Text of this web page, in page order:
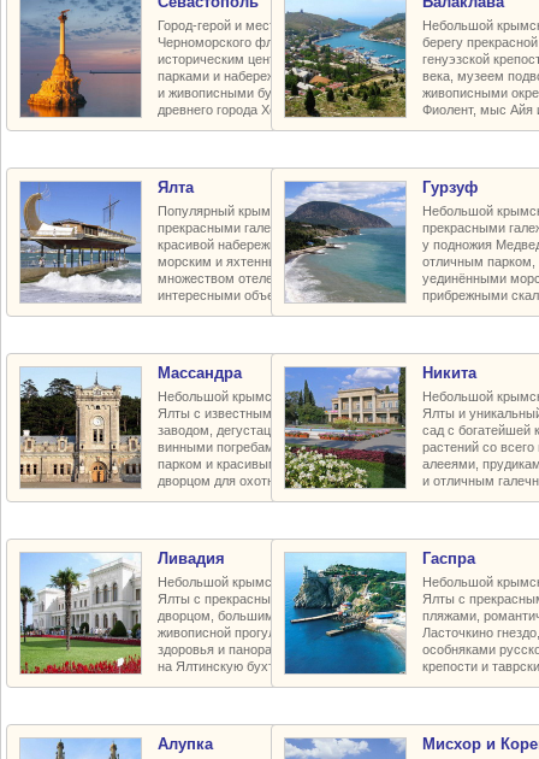
Город-герой и место базирования
Черноморского флота с красивым
историческим центром, улицами,
парками и набережными, пляжами
и живописными бухтами, руинами
древнего города Херсонес
Небольшой
берегу
генуэзской
века, музеем
живописными
Фиолент, мыс Айя
Ялта
Популярный крымский курорт с
прекрасными галечными пляжами,
красивой набережной и парками,
морским и яхтенным портом,
множеством отелей и пансионатов,
интересными объектами в округе
Гурзуф
Небольшой
прекрасными
у подножия
отличным парком,
уединёнными
прибрежными
Массандра
Небольшой крымский курорт близ
Ялты с известным винодельческим
заводом, дегустационным залом и
винными погребами, прекрасным
парком и красивым царским летним
дворцом для охотничьих забав
Никита
Небольшой
Ялты и
сад с богатейшей
растений со
алееями,
и отличным
Ливадия
Небольшой крымский курорт близ
Ялты с прекрасным императорским
дворцом, большим зелёным парком,
живописной прогулочной тропой
здоровья и панорамными видами
на Ялтинскую бухту и город
Гаспра
Небольшой
Ялты с
пляжами,
Ласточкино
особняками
крепости и
Алупка Мисхор и